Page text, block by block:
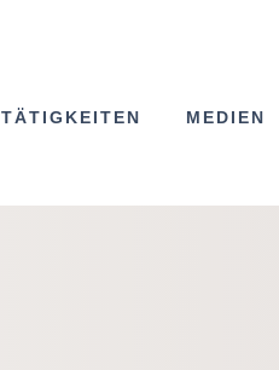
TÄTIGKEITEN MEDIEN